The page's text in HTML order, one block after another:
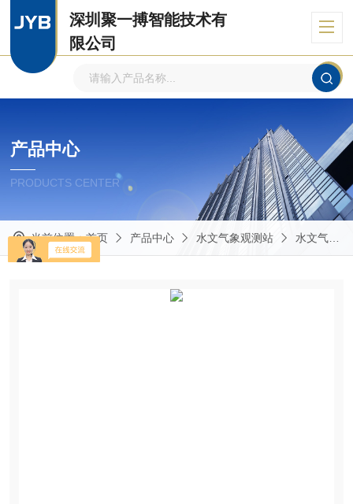
深圳聚一搏智能技术有
限公司
产品中心
PRODUCTS CENTER
当前位置：首页 产品中心 水文气象观测站 水文气象监测站